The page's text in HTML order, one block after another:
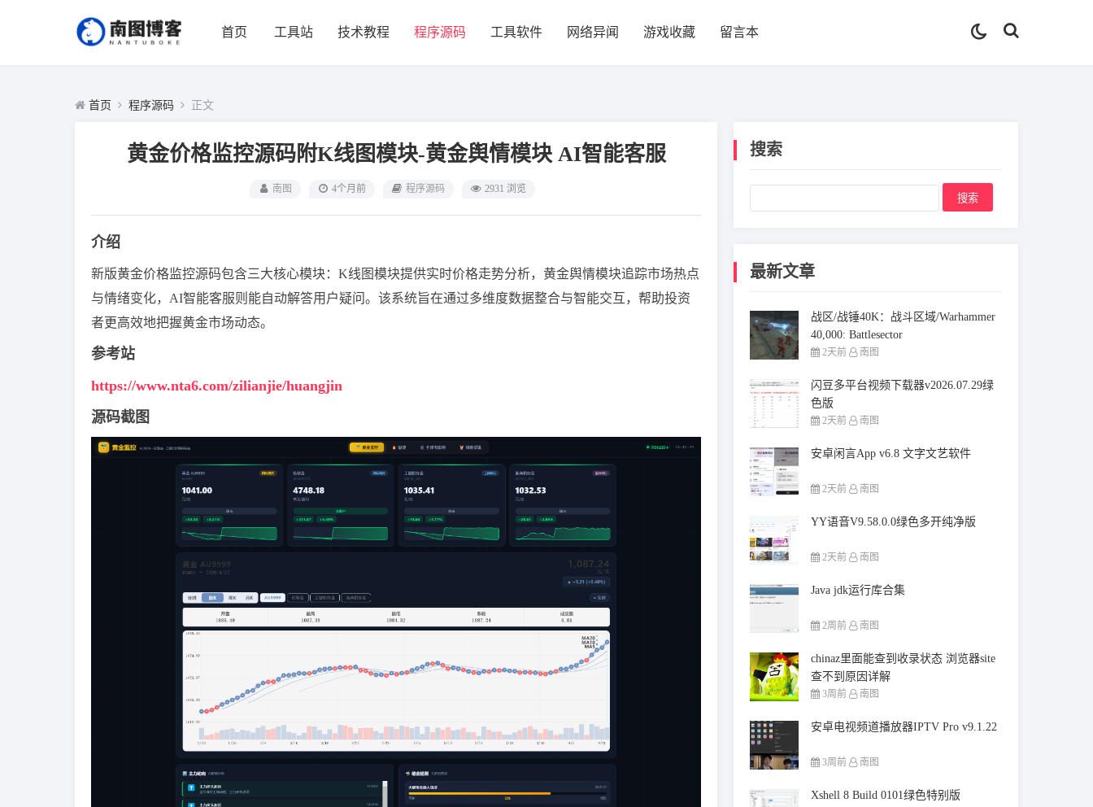
首页 工具站 技术教程 程序源码 工具软件 网络异闻 游戏收藏 留言本
首页 程序源码 正文
黄金价格监控源码附K线图模块-黄金舆情模块 AI智能客服
南图 4个月前 程序源码 2931 浏览
介绍
新版黄金价格监控源码包含三大核心模块：K线图模块提供实时价格走势分析，黄金舆情模块追踪市场热点
与情绪变化，AI智能客服则能自动解答用户疑问。该系统旨在通过多维度数据整合与智能交互，帮助投资
者更高效地把握黄金市场动态。
参考站
https://www.nta6.com/zilianjie/huangjin
源码截图
搜索
最新文章
战区/战锤40K：战斗区域/Warhammer
40,000: Battlesector
2天前 南图
闪豆多平台视频下载器v2026.07.29绿
色版
2天前 南图
安卓闲言App v6.8 文字文艺软件
2天前 南图
YY语音V9.58.0.0绿色多开纯净版
2天前 南图
Java jdk运行库合集
2周前 南图
chinaz里面能查到收录状态 浏览器site
查不到原因详解
3周前 南图
安卓电视频道播放器IPTV Pro v9.1.22
3周前 南图
Xshell 8 Build 0101绿色特别版